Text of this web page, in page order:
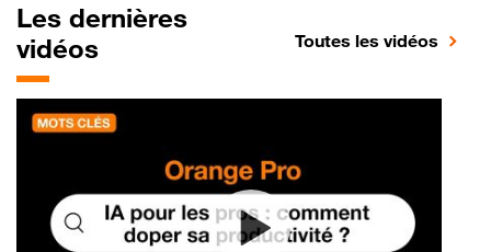
Les dernières
vidéos
Toutes les vidéos